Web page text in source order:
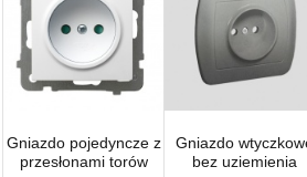
Gniazdo pojedyncze z
przesłonami torów
Gniazdo
bez uziemienia